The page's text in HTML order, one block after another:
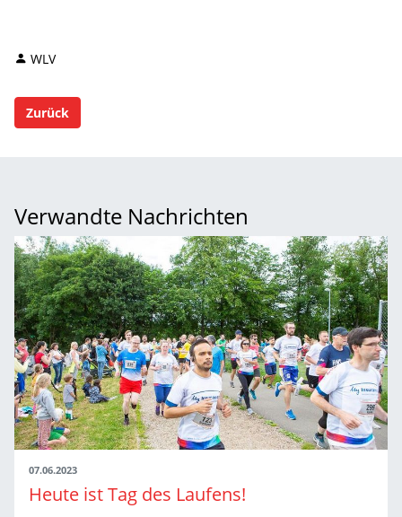
WLV
Zurück
Verwandte Nachrichten
07.06.2023
Heute ist Tag des Laufens!